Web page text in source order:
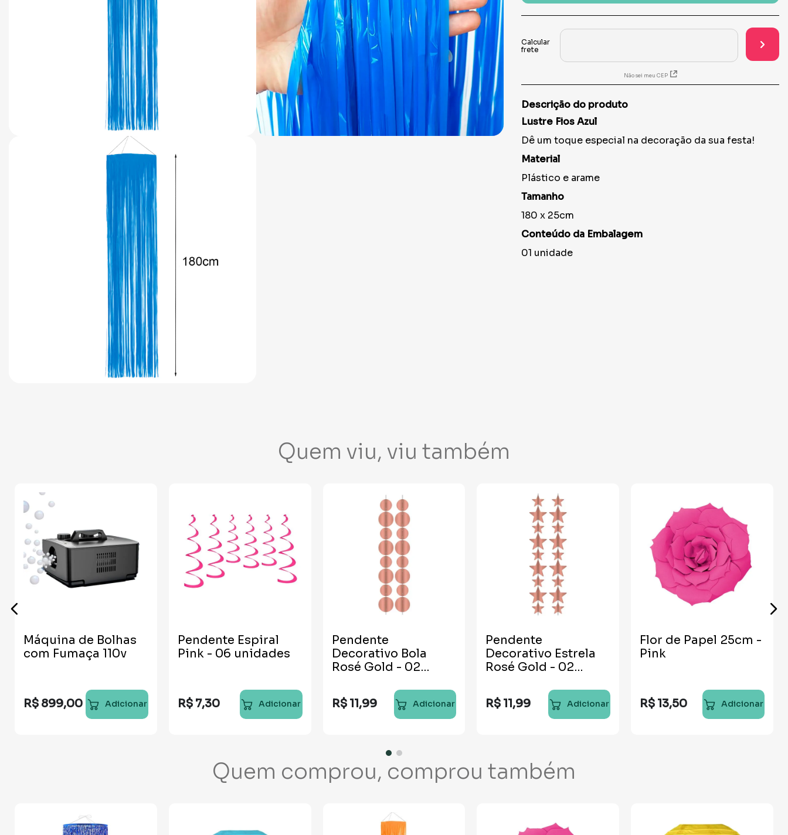
º toalha
Não sei meu CEP
Descrição do produto
Lustre Fios Azul
Dê um toque especial na decoração da sua festa!
Material
Plástico e arame
Tamanho
180 x 25cm
Conteúdo da Embalagem
01 unidade
Quem viu, viu também
Máquina de Bolhas
com Fumaça 110v
R$ 899,00 Adicionar
Pendente Espiral
Pink - 06 unidades
R$ 7,30 Adicionar
Pendente
Decorativo Bola
Rosé Gold - 02
R$ 11,99 Adicionar
Pendente
Decorativo Estrela
Rosé Gold - 02
R$ 11,99 Adicionar
Flor de Papel 25cm -
Pink
R$ 13,50 Adicionar
Quem comprou, comprou também